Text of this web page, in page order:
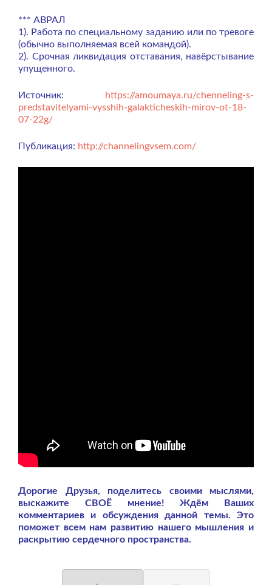
*** АВРАЛ
1). Работа по специальному заданию или по тревоге
(обычно выполняемая всей командой).
2). Срочная ликвидация отставания, навёрстывание
упущенного.
Источник:
https://amoumaya.ru/chenneling-s-
predstavitelyami-vysshih-galakticheskih-mirov-ot-18-
07-22g/
Публикация: http://channelingvsem.com/
Дорогие Друзья, поделитесь своими мыслями,
выскажите СВОЁ мнение! Ждём Ваших
комментариев и обсуждения данной темы. Это
поможет всем нам развитию нашего мышления и
раскрытию сердечного пространства.